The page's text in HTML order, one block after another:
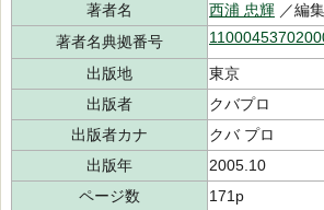
著者名
西浦 忠輝 ／編集
著者名典拠番号
出版地
東京
出版者
クバプロ
出版者カナ
クバ プロ
出版年
2005.10
ページ数
171p